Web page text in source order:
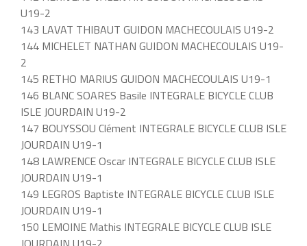
U19-2
143 LAVAT THIBAUT GUIDON MACHECOULAIS U19-2
144 MICHELET NATHAN GUIDON MACHECOULAIS U19-
2
145 RETHO MARIUS GUIDON MACHECOULAIS U19-1
146 BLANC SOARES Basile INTEGRALE BICYCLE CLUB
ISLE JOURDAIN U19-2
147 BOUYSSOU Clément INTEGRALE BICYCLE CLUB ISLE
JOURDAIN U19-1
148 LAWRENCE Oscar INTEGRALE BICYCLE CLUB ISLE
JOURDAIN U19-1
149 LEGROS Baptiste INTEGRALE BICYCLE CLUB ISLE
JOURDAIN U19-1
150 LEMOINE Mathis INTEGRALE BICYCLE CLUB ISLE